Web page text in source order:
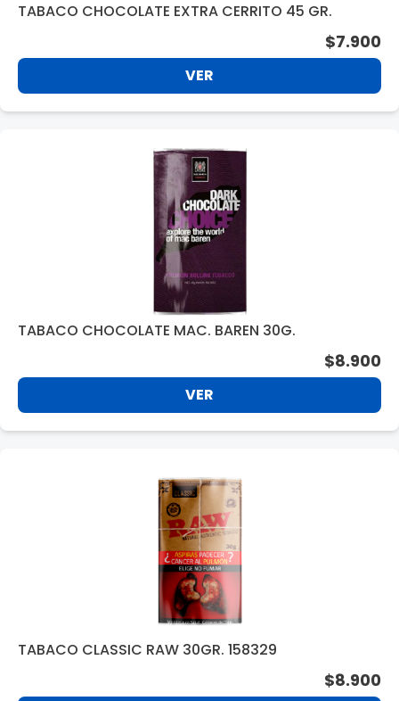
TABACO CHOCOLATE EXTRA CERRITO 45 GR.
$7.900
VER
TABACO CHOCOLATE MAC. BAREN 30G.
$8.900
VER
TABACO CLASSIC RAW 30GR. 158329
$8.900